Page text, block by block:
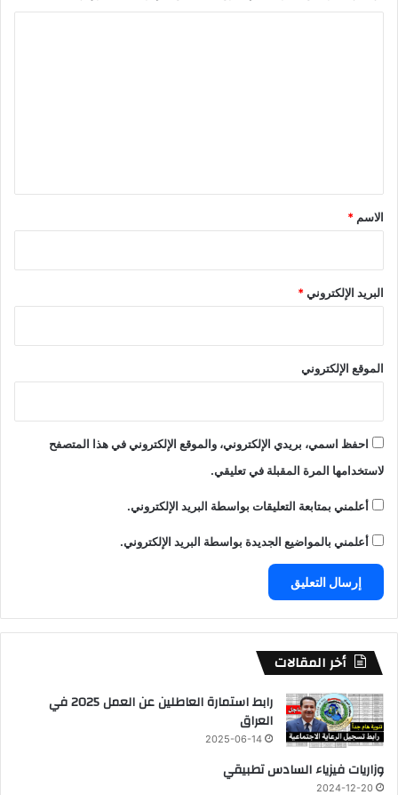
*
الاسم *
البريد الإلكتروني*
الموقع الإلكتروني
احفظ اسمي، بريدي الإلكتروني، والموقع الإلكتروني في هذا المتصفح
لاستخدامها المرة المقبلة في تعليقي.
أعلمني بمتابعة التعليقات بواسطة البريد الإلكتروني.
أعلمني بالمواضيع الجديدة بواسطة البريد الإلكتروني.
أخر المقالات
رابط استمارة العاطلين عن العمل 2025 في
العراق
2025-06-14
وزاريات فيزياء السادس تطبيقي
2024-12-20